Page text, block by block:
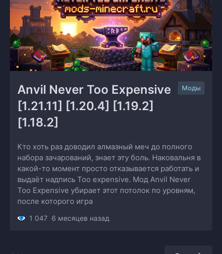
Anvil Never Too Expensive
[1.21.11] [1.20.4] [1.19.2]
[1.18.2]
Моды
Кто хоть раз доводил алмазный меч до полного
набора зачарований, знает эту боль. Наковальня в
какой-то момент просто отказывается работать и
выдаёт надпись Too expensive. Мод Anvil Never
Too Expensive убирает этот потолок по уровням,
после которого игра
1 047 6 месяцев назад